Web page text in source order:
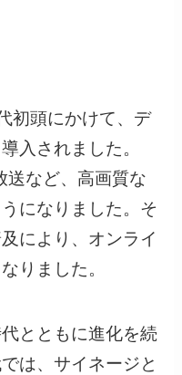
初頭にかけて、デ
入されました。
送など、高画質な
になりました。そ
により、オンライ
りました。
とともに進化を続
は、サイネージと